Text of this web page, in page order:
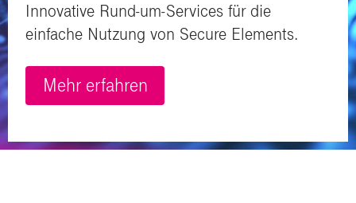
Innovative Rund-um-Services für die
einfache Nutzung von Secure Elements.
Mehr erfahren